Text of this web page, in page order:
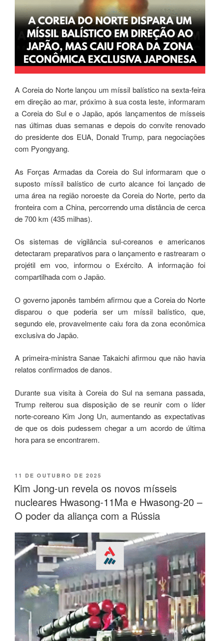
A Coreia do Norte lançou um míssil balístico na sexta-feira
em direção ao mar, próximo à sua costa leste, informaram
a Coreia do Sul e o Japão, após lançamentos de mísseis
nas últimas duas semanas e depois do convite renovado
do presidente dos EUA, Donald Trump, para negociações
com Pyongyang.
As Forças Armadas da Coreia do Sul informaram que o
suposto míssil balístico de curto alcance foi lançado de
uma área na região noroeste da Coreia do Norte, perto da
fronteira com a China, percorrendo uma distância de cerca
de 700 km (435 milhas).
Os sistemas de vigilância sul-coreanos e americanos
detectaram preparativos para o lançamento e rastrearam o
projétil em voo, informou o Exército. A informação foi
compartilhada com o Japão.
O governo japonês também afirmou que a Coreia do Norte
disparou o que poderia ser um míssil balístico, que,
segundo ele, provavelmente caiu fora da zona econômica
exclusiva do Japão.
A primeira-ministra Sanae Takaichi afirmou que não havia
relatos confirmados de danos.
Durante sua visita à Coreia do Sul na semana passada,
Trump reiterou sua disposição de se reunir com o líder
norte-coreano Kim Jong Un, aumentando as expectativas
de que os dois pudessem chegar a um acordo de última
hora para se encontrarem.
11 DE OUTUBRO DE 2025
Kim Jong-un revela os novos mísseis
nucleares Hwasong-11Ma e Hwasong-20 –
O poder da aliança com a Rússia